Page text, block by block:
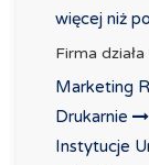
więcej niż
Firma
Marketing
Drukarnie
Instytucje